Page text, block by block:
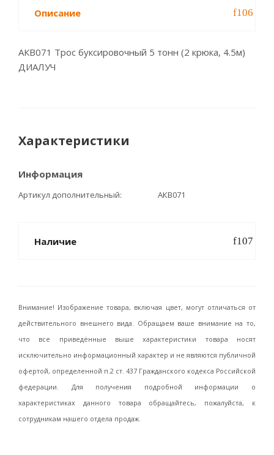
Описание
АКВ071 Трос буксировочный 5 тонн (2 крюка, 4.5м)
ДИАЛУЧ
Характеристики
Информация
Артикул дополнительный АКВ071
Наличие
Внимание! Изображение товара, включая цвет, могут отличаться от
действительного внешнего вида. Обращаем ваше внимание на то,
что все приведённые выше характеристики товара носят
исключительно информационный характер и не являются публичной
офертой, определенной п.2 ст. 437 Гражданского кодекса Российской
федерации. Для получения подробной информации о
характеристиках данного товара обращайтесь, пожалуйста, к
сотрудникам нашего отдела продаж.